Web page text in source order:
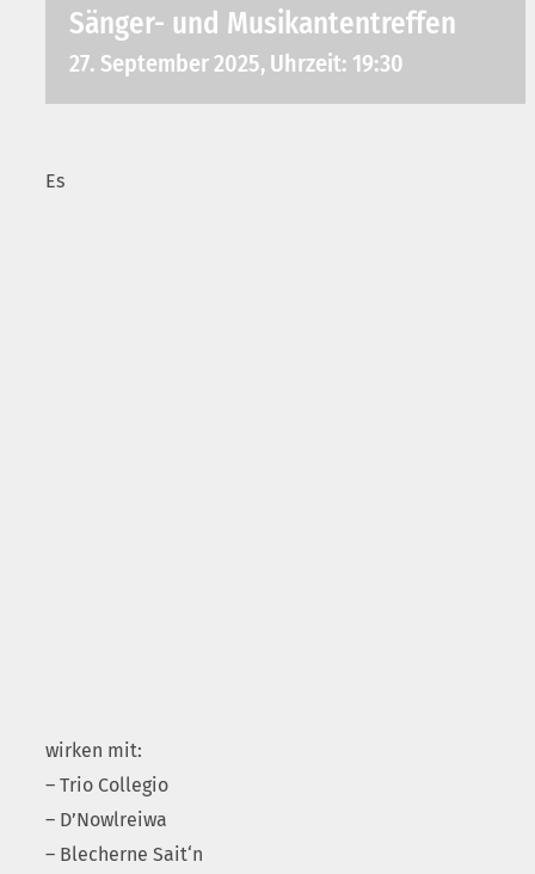
Sänger- und Musikantentreffen
27. September 2025, Uhrzeit: 19:30
Es
wirken mit:
– Trio Collegio
– D’Nowlreiwa
– Blecherne Sait‘n